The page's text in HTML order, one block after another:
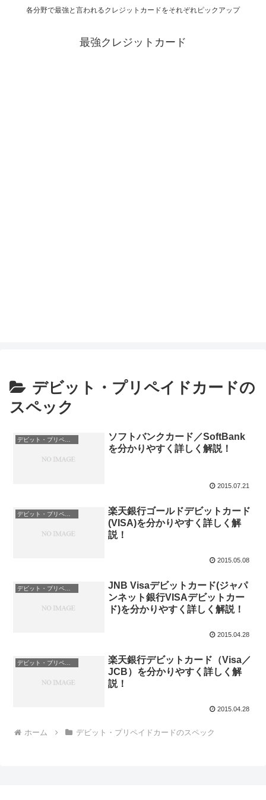
各分野で最強と言われるクレジットカードをそれぞれピックアップ
最強クレジットカード
デビット・プリペイドカードの
スペック
ソフトバンクカード／SoftBank
を分かりやすく詳しく解説！
2015.07.21
楽天銀行ゴールドデビットカード
(VISA)を分かりやすく詳しく解
説！
2015.05.08
JNB Visaデビットカード(ジャパ
ンネット銀行VISAデビットカー
ド)を分かりやすく詳しく解説！
2015.04.28
楽天銀行デビットカード（Visa／
JCB）を分かりやすく詳しく解
説！
2015.04.28
ホーム デビット・プリペイドカードのスペック